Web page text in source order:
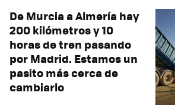
De Murcia a Almería hay
200 kilómetros y 10
horas de tren pasando
por Madrid. Estamos un
pasito más cerca de
cambiarlo